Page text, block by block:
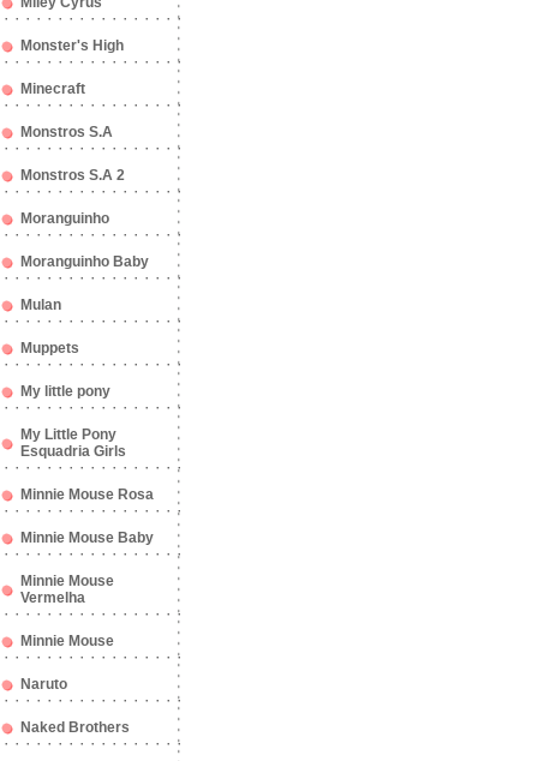
Monster's High
Minecraft
Monstros S.A
Monstros S.A 2
Moranguinho
Moranguinho Baby
Mulan
Muppets
My little pony
My Little Pony
Esquadria Girls
Minnie Mouse Rosa
Minnie Mouse Baby
Minnie Mouse
Vermelha
Minnie Mouse
Naruto
Naked Brothers